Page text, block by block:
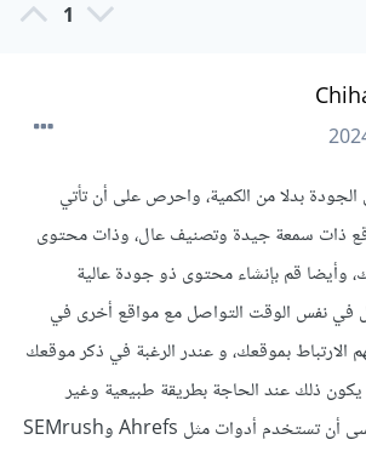
1
بدلا من الكمية، واحرص على أن تأتي
ذات سمعة جيدة وتصنيف عال، وذات محتوى
قم بإنشاء محتوى ذو جودة عالية
في نفس الوقت التواصل مع مواقع أخرى في
بموقعك، و عندر الرغبة في ذكر موقعك
ذلك عند الحاجة بطريقة طبيعية وغير
ترويجية مفرطة. ولا تنسى أن تستخدم أدوات مثل Ahrefs وSEMrush